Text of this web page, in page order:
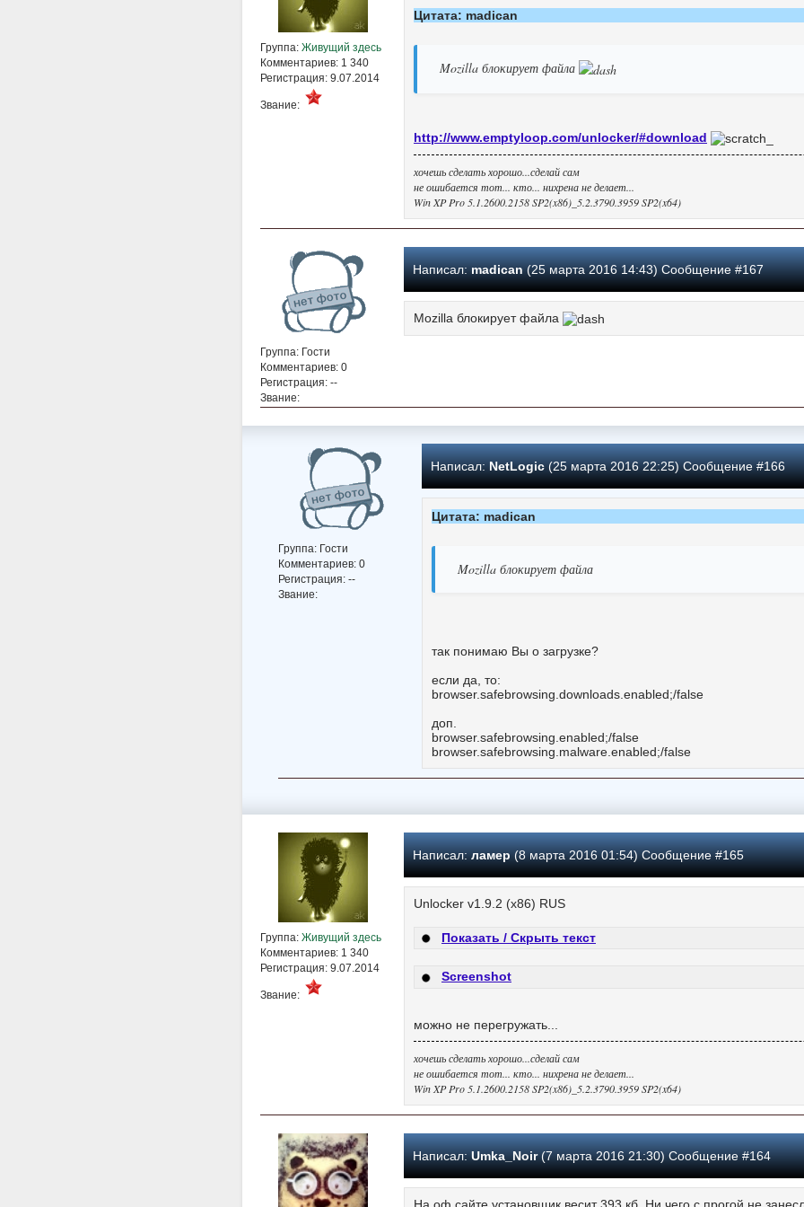
Группа: Живущий здесь
Комментариев: 1 340
Регистрация: 9.07.2014
Звание:
Цитата: madican
Mozilla блокирует файла
http://www.emptyloop.com/unlocker/#download
хочешь сделать хорошо...сделай сам
не ошибается тот... кто... нихрена не делает...
Win XP Pro 5.1.2600.2158 SP2(x86)_5.2.3790.3959 SP2(x64)
Группа: Гости
Комментариев: 0
Регистрация: --
Звание:
Написал: madican(25 марта 2016 14:43) Сообщение #167
Mozilla блокирует файла
Группа: Гости
Комментариев: 0
Регистрация: --
Звание:
Написал: NetLogic(25 марта 2016 22:25) Сообщение #166
Цитата: madican
Mozilla блокирует файла
так понимаю Вы о загрузке?
если да, то:
browser.safebrowsing.downloads.enabled;/false
доп.
browser.safebrowsing.enabled;/false
browser.safebrowsing.malware.enabled;/false
Группа: Живущий здесь
Комментариев: 1 340
Регистрация: 9.07.2014
Звание:
Написал: ламер(8 марта 2016 01:54) Сообщение #165
Unlocker v1.9.2 (x86) RUS
Показать / Скрыть текст
Screenshot
можно не перегружать...
хочешь сделать хорошо...сделай сам
не ошибается тот... кто... нихрена не делает...
Win XP Pro 5.1.2600.2158 SP2(x86)_5.2.3790.3959 SP2(x64)
Написал: Umka_Noir(7 марта 2016 21:30) Сообщение #164
На оф сайте установщик весит 393 кб. Ни чего с прогой не